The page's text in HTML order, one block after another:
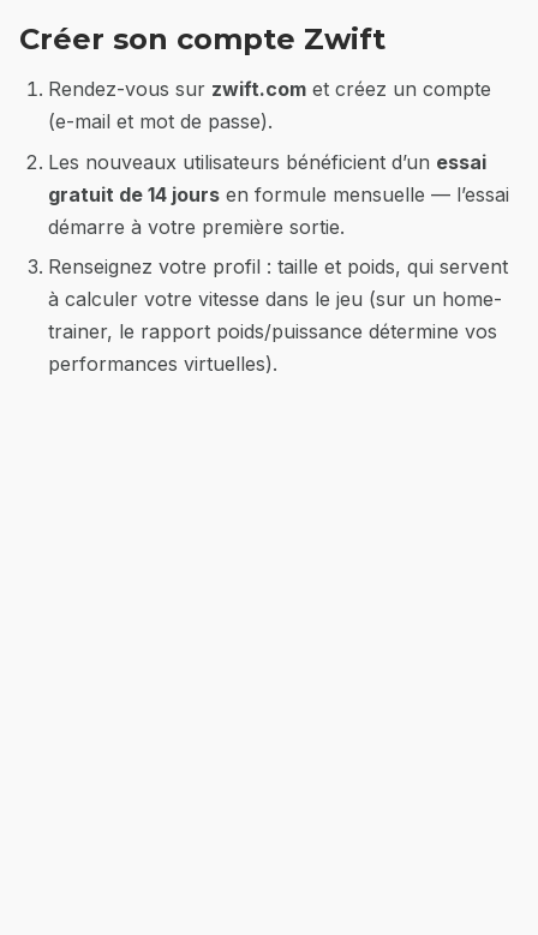
Créer son compte Zwift
Rendez-vous sur zwift.com et créez un compte
(e-mail et mot de passe).
Les nouveaux utilisateurs bénéficient d’un essai
gratuit de 14 jours en formule mensuelle — l’essai
démarre à votre première sortie.
Renseignez votre profil : taille et poids, qui servent
à calculer votre vitesse dans le jeu (sur un home-
trainer, le rapport poids/puissance détermine vos
performances virtuelles).